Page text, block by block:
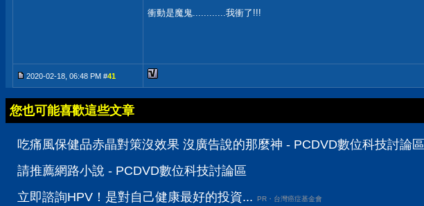
衝動是魔鬼............我衝了!!!
2020-02-18, 06:48 PM #41
您也可能喜歡這些文章
吃痛風保健品赤晶對策沒效果 沒廣告說的那麼神 - PCDVD數位科技討論區
請推薦網路小說 - PCDVD數位科技討論區
立即諮詢HPV！是對自己健康最好的投資...
PR・台灣癌症基金會